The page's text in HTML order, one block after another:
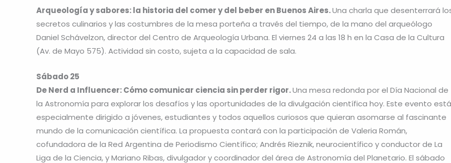
Arqueología y sabores: la historia del comer y del beber en Buenos Aires.Una charla que desenterrará
secretos culinarios y las costumbres de la mesa porteña a través del tiempo, de la mano del arqueólogo
Daniel Schávelzon, director del Centro de Arqueología Urbana. El viernes 24 a las 18 h en la Casa de la Cultura
(Av. de Mayo 575). Actividad sin costo, sujeta a la capacidad de sala.
Sábado 25
De Nerd a Influencer: Cómo comunicar ciencia sin perder rigor.Una mesa redonda por el Día Nacional de
la Astronomía para explorar los desafíos y las oportunidades de la divulgación científica hoy. Este evento está
especialmente dirigido a jóvenes, estudiantes y todos aquellos curiosos que quieran asomarse al fascinante
mundo de la comunicación científica. La propuesta contará con la participación de Valeria Román,
cofundadora de la Red Argentina de Periodismo Científico; Andrés Rieznik, neurocientífico y conductor de La
Liga de la Ciencia, y Mariano Ribas, divulgador y coordinador del área de Astronomía del Planetario. El sábado